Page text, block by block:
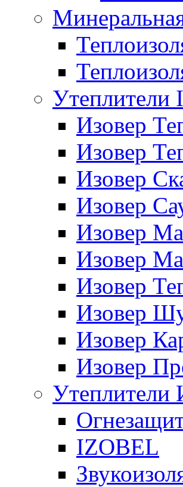
Утеплители
Изовер
Изовер
Изовер
Изовер
Изовер
Изовер
Изовер
Изовер
Изовер
Изовер
Утеплители
IZOBEL